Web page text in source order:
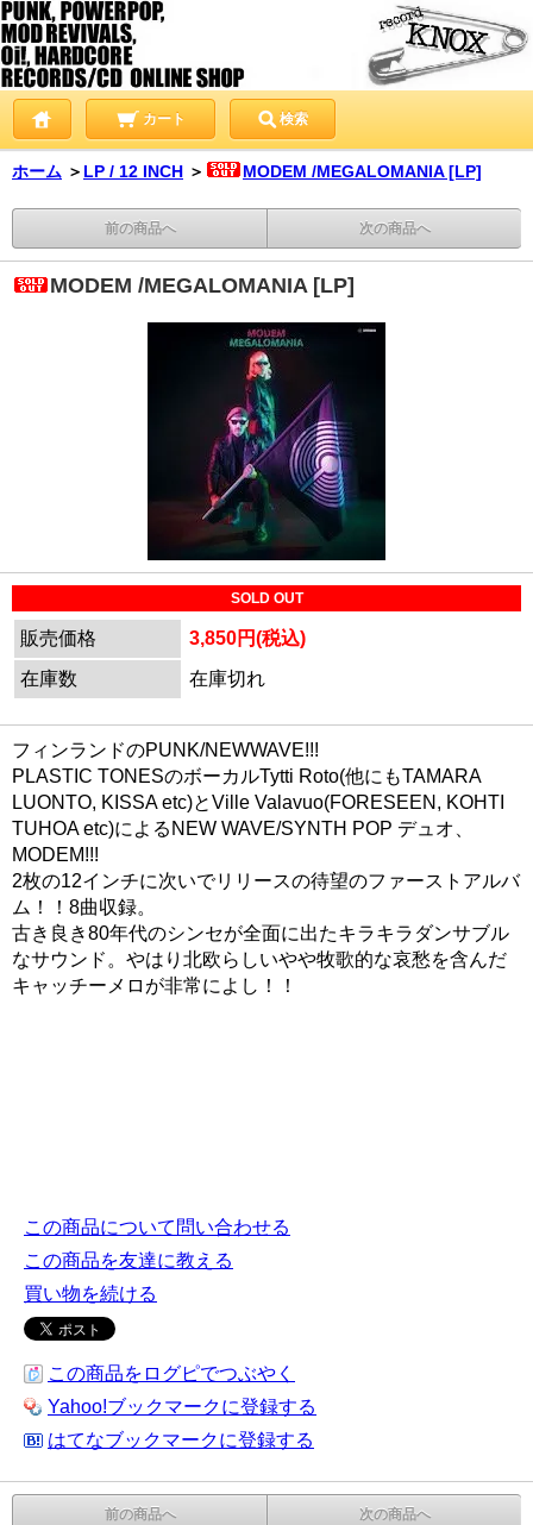
カート 検索
ホーム ＞ LP / 12 INCH ＞ MODEM /MEGALOMANIA [LP]
前の商品へ 次の商品へ
MODEM /MEGALOMANIA [LP]
SOLD OUT
販売価格
3,850円(税込)
在庫数
在庫切れ
フィンランドのPUNK/NEWWAVE!!!
PLASTIC TONESのボーカルTytti Roto(他にもTAMARA
LUONTO, KISSA etc)とVille Valavuo(FORESEEN, KOHTI
TUHOA etc)によるNEW WAVE/SYNTH POP デュオ、
MODEM!!!
2枚の12インチに次いでリリースの待望のファーストアルバ
ム！！8曲収録。
古き良き80年代のシンセが全面に出たキラキラダンサブル
なサウンド。やはり北欧らしいやや牧歌的な哀愁を含んだ
キャッチーメロが非常によし！！
この商品について問い合わせる
この商品を友達に教える
買い物を続ける
この商品をログピでつぶやく
Yahoo!ブックマークに登録する
はてなブックマークに登録する
前の商品へ 次の商品へ